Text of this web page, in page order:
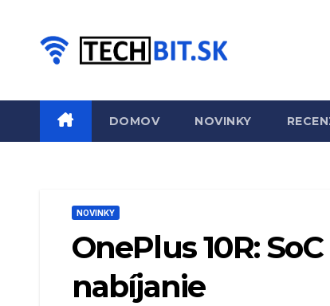
DOMOV NOVINKY
NOVINKY
OnePlus 10R:
nabíjanie